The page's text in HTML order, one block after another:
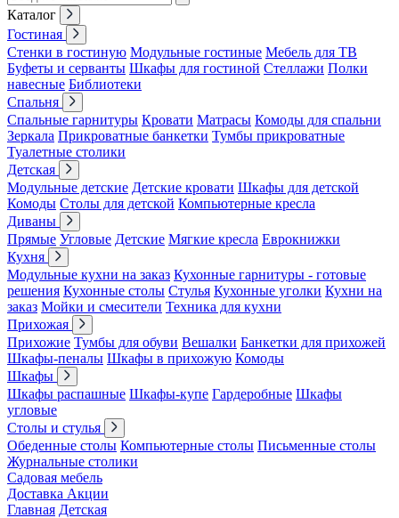
Каталог
Гостиная
Стенки в гостиную Модульные гостиные Мебель для ТВ
Буфеты и серванты Шкафы для гостиной Стеллажи Полки
навесные Библиотеки
Спальня
Спальные гарнитуры Кровати Матрасы Комоды для спальни
Зеркала Прикроватные банкетки Тумбы прикроватные
Туалетные столики
Детская
Модульные детские Детские кровати Шкафы для детской
Комоды Столы для детской Компьютерные кресла
Диваны
Прямые Угловые Детские Мягкие кресла Еврокнижки
Кухня
Модульные кухни на заказ Кухонные гарнитуры - готовые
решения Кухонные столы Стулья Кухонные уголки Кухни на
заказ Мойки и смесители Техника для кухни
Прихожая
Прихожие Тумбы для обуви Вешалки Банкетки для прихожей
Шкафы-пеналы Шкафы в прихожую Комоды
Шкафы
Шкафы распашные Шкафы-купе Гардеробные Шкафы
угловые
Столы и стулья
Обеденные столы Компьютерные столы Письменные столы
Журнальные столики
Садовая мебель
Доставка Акции
Главная Детская